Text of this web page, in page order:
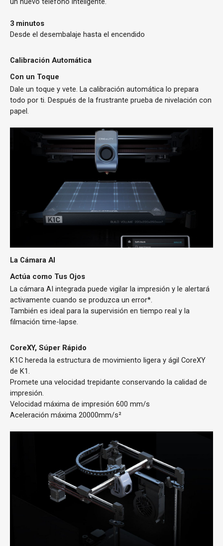
3 minutos
Desde el desembalaje hasta el encendido
Calibración Automática
Con un Toque
Dale un toque y vete. La calibración automática lo prepara
todo por ti. Después de la frustrante prueba de nivelación con
papel.
La Cámara AI
Actúa como Tus Ojos
La cámara AI integrada puede vigilar la impresión y le alertará
activamente cuando se produzca un error*.
También es ideal para la supervisión en tiempo real y la
filmación time-lapse.
CoreXY, Súper Rápido
K1C hereda la estructura de movimiento ligera y ágil CoreXY
de K1.
Promete una velocidad trepidante conservando la calidad de
impresión.
Velocidad máxima de impresión 600 mm/s
Aceleración máxima 20000mm/s²